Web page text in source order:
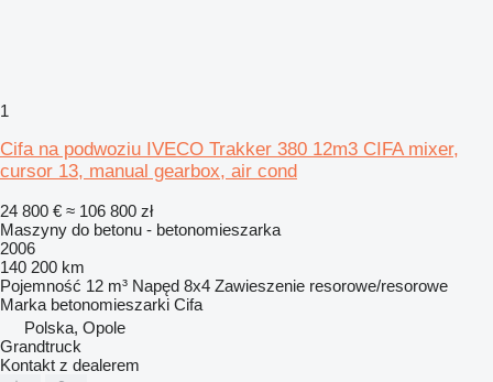
1
Cifa na podwoziu IVECO Trakker 380 12m3 CIFA mixer,
cursor 13, manual gearbox, air cond
24 800 € ≈ 106 800 zł
Maszyny do betonu - betonomieszarka
2006
140 200 km
Pojemność 12 m³ Napęd 8x4 Zawieszenie resorowe/resorowe
Marka betonomieszarki Cifa
Polska, Opole
Grandtruck
Kontakt z dealerem